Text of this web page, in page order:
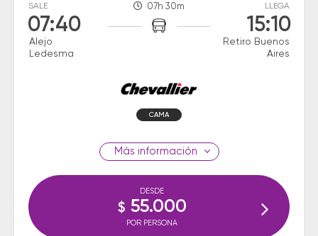
SALE
07:40
Alejo
Ledesma
07h 30m LLEGA
15:10
Retiro Buenos
Aires
CAMA
información
DESDE
$ 55.000
POR PERSONA